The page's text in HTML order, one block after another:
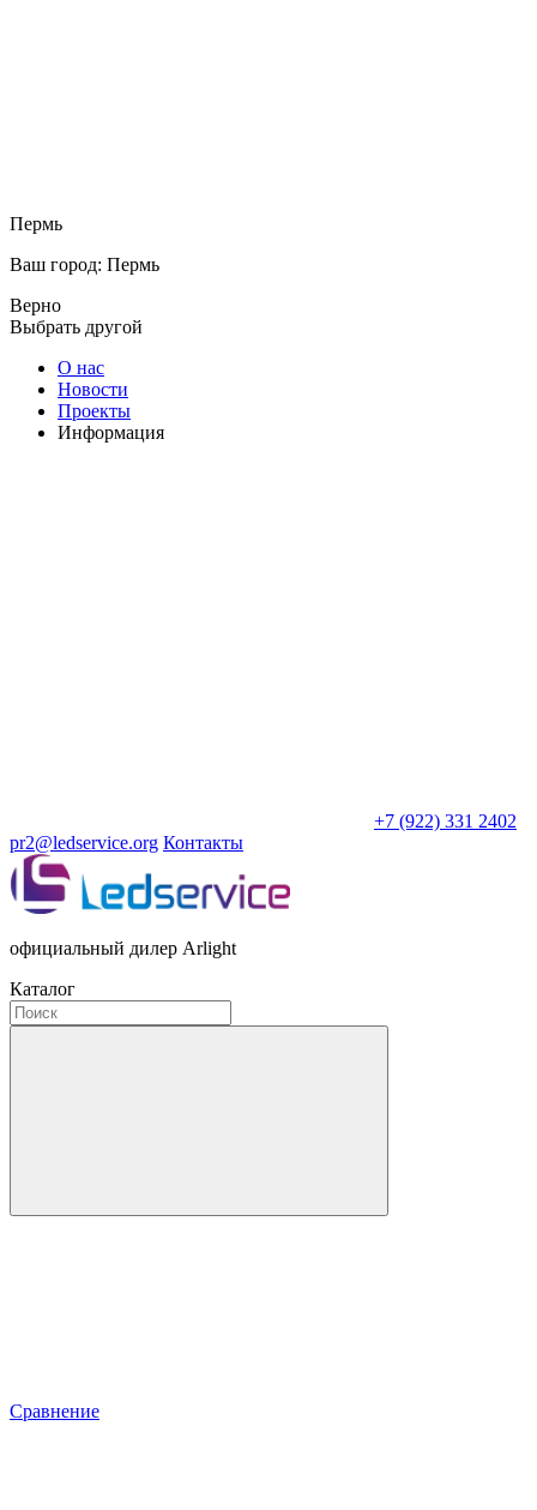
Пермь
Ваш город: Пермь
Верно
Выбрать другой
О нас
Новости
Проекты
Информация
+7 (922) 331 2402
pr2@ledservice.org Контакты
официальный дилер Arlight
Каталог
Сравнение